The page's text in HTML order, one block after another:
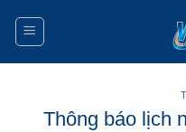
Thông báo lịch